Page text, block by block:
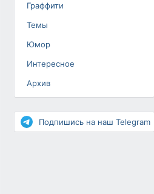
Граффити
Темы
Юмор
Интересное
Архив
Повышение рейтинга
Подпишись на наш Telegram